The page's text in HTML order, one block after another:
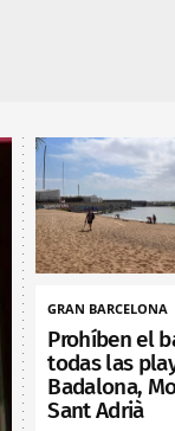
GRAN BARCELONA
Prohíben el
todas las
Badalona,
Sant Adrià